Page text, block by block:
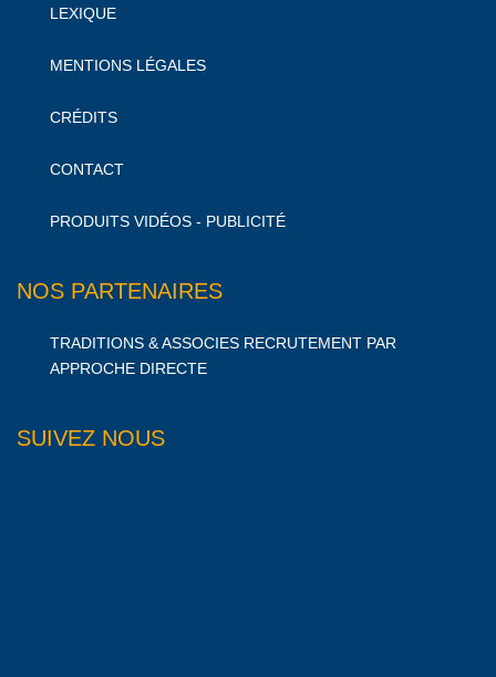
LEXIQUE
MENTIONS LÉGALES
CRÉDITS
CONTACT
PRODUITS VIDÉOS - PUBLICITÉ
NOS PARTENAIRES
TRADITIONS & ASSOCIES RECRUTEMENT PAR
APPROCHE DIRECTE
SUIVEZ NOUS